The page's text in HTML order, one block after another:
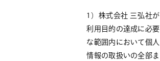
1）株式会社 三弘社が
利用目的の達成に必要
な範囲内において個人
情報の取扱いの全部ま